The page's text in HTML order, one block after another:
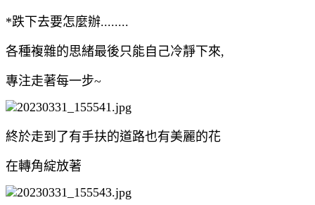
*跌下去要怎麼辦........
各種複雜的思緒最後只能自己冷靜下來,
專注走著每一步~
終於走到了有手扶的道路也有美麗的花
在轉角綻放著